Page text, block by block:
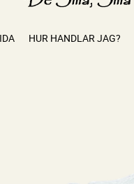
HUR HANDLAR JAG?